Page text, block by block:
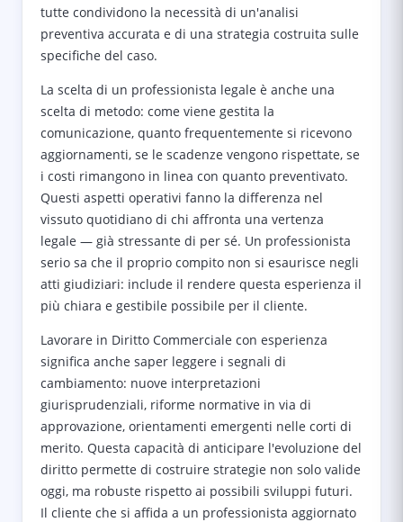
tutte condividono la necessità di un'analisi
preventiva accurata e di una strategia costruita sulle
specifiche del caso.
La scelta di un professionista legale è anche una
scelta di metodo: come viene gestita la
comunicazione, quanto frequentemente si ricevono
aggiornamenti, se le scadenze vengono rispettate, se
i costi rimangono in linea con quanto preventivato.
Questi aspetti operativi fanno la differenza nel
vissuto quotidiano di chi affronta una vertenza
legale — già stressante di per sé. Un professionista
serio sa che il proprio compito non si esaurisce negli
atti giudiziari: include il rendere questa esperienza il
più chiara e gestibile possibile per il cliente.
Lavorare in Diritto Commerciale con esperienza
significa anche saper leggere i segnali di
cambiamento: nuove interpretazioni
giurisprudenziali, riforme normative in via di
approvazione, orientamenti emergenti nelle corti di
merito. Questa capacità di anticipare l'evoluzione del
diritto permette di costruire strategie non solo valide
oggi, ma robuste rispetto ai possibili sviluppi futuri.
Il cliente che si affida a un professionista aggiornato